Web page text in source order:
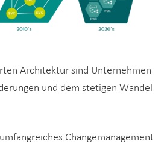
Architektur sind Unternehmen
und dem stetigen Wandel
Changemanagement